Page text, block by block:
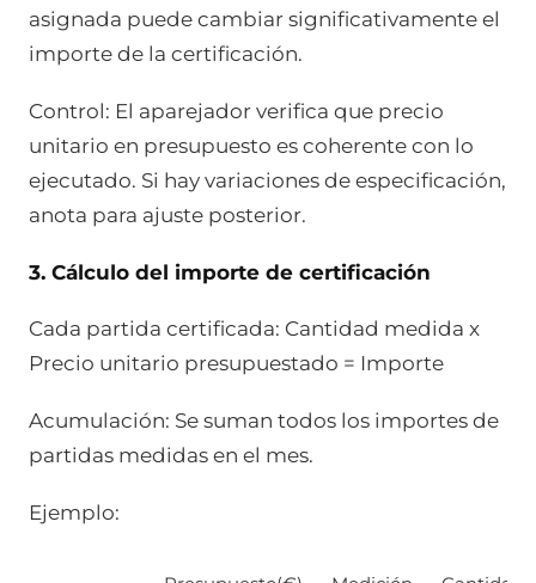
asignada puede cambiar significativamente el
importe de la certificación.
Control: El aparejador verifica que precio
unitario en presupuesto es coherente con lo
ejecutado. Si hay variaciones de especificación,
anota para ajuste posterior.
3. Cálculo del importe de certificación
Cada partida certificada: Cantidad medida x
Precio unitario presupuestado = Importe
Acumulación: Se suman todos los importes de
partidas medidas en el mes.
Ejemplo: